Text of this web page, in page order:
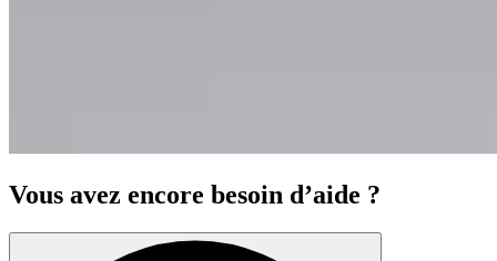
Vous avez encore besoin d’aide ?